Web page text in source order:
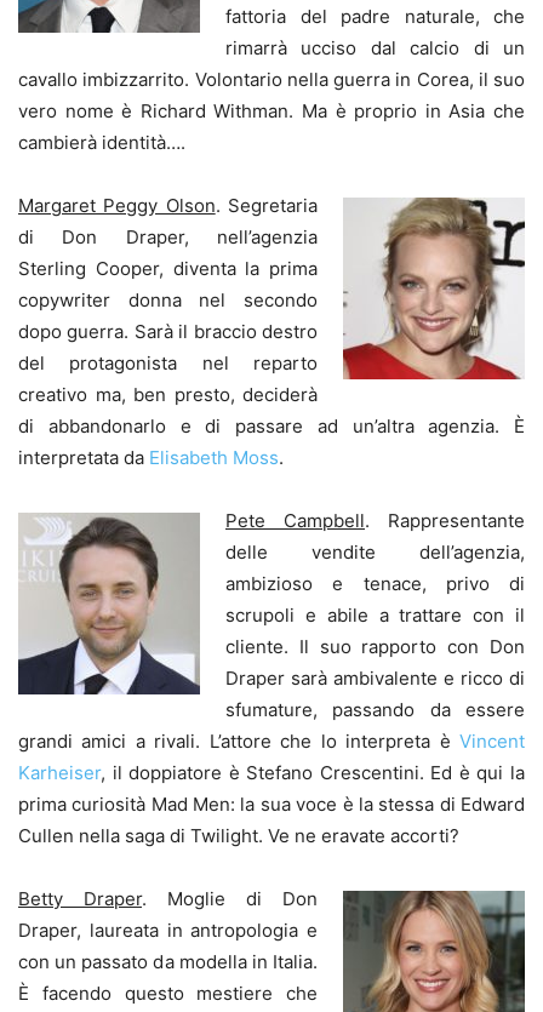
fattoria del padre naturale, che
rimarrà ucciso dal calcio di un
cavallo imbizzarrito. Volontario nella guerra in Corea, il suo
vero nome è Richard Withman. Ma è proprio in Asia che
cambierà identità….
Margaret Peggy Olson. Segretaria
di Don Draper, nell’agenzia
Sterling Cooper, diventa la prima
copywriter donna nel secondo
dopo guerra. Sarà il braccio destro
del protagonista nel reparto
creativo ma, ben presto, deciderà
di abbandonarlo e di passare ad un’altra agenzia. È
interpretata da Elisabeth Moss.
Pete Campbell. Rappresentante
delle vendite dell’agenzia,
ambizioso e tenace, privo di
scrupoli e abile a trattare con il
cliente. Il suo rapporto con Don
Draper sarà ambivalente e ricco di
sfumature, passando da essere
grandi amici a rivali. L’attore che lo interpreta è Vincent
Karheiser, il doppiatore è Stefano Crescentini. Ed è qui la
prima curiosità Mad Men: la sua voce è la stessa di Edward
Cullen nella saga di Twilight. Ve ne eravate accorti?
Betty Draper. Moglie di Don
Draper, laureata in antropologia e
con un passato da modella in Italia.
È facendo questo mestiere che